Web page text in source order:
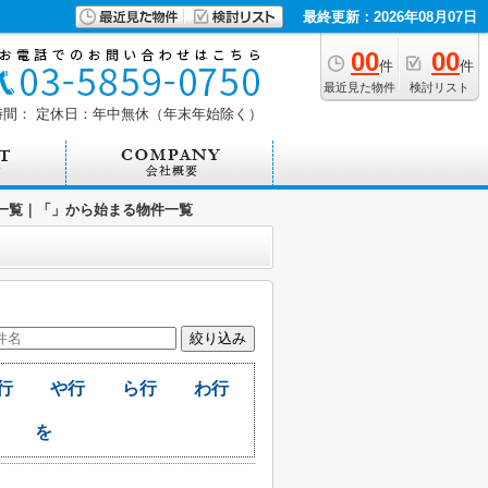
最終更新：2026年08月07日
00件
最近見た物件
00件
検討リスト
： 定休日：年中無休（年末年始除く）
覧｜「」から始まる物件一覧
や行 ら行 わ行
を